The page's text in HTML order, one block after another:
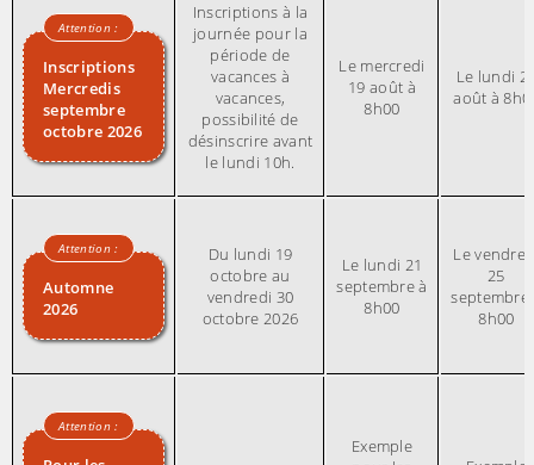
Inscriptions
Mercredis
septembre
octobre 2026
Inscriptions à la
journée pour la
période de
vacances à
vacances,
possibilité de
désinscrire avant
le lundi 10h.
Le mercredi
19 août à
8h00
Le lundi
août à
Automne
2026
Du lundi 19
octobre au
vendredi 30
octobre 2026
Le lundi 21
septembre à
8h00
Le
25
septembre
8h00
Exemple